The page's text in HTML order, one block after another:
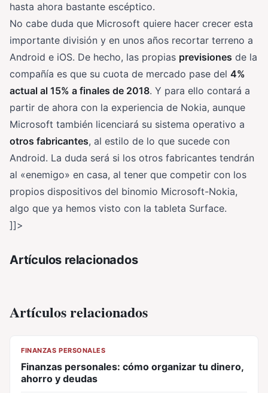
hasta ahora bastante escéptico.
No cabe duda que Microsoft quiere hacer crecer esta
importante división y en unos años recortar terreno a
Android e iOS. De hecho, las propias previsiones de la
compañía es que su cuota de mercado pase del 4%
actual al 15% a finales de 2018. Y para ello contará a
partir de ahora con la experiencia de Nokia, aunque
Microsoft también licenciará su sistema operativo a
otros fabricantes, al estilo de lo que sucede con
Android. La duda será si los otros fabricantes tendrán
al «enemigo» en casa, al tener que competir con los
propios dispositivos del binomio Microsoft-Nokia,
algo que ya hemos visto con la tableta Surface.
]]>
Artículos relacionados
Artículos relacionados
FINANZAS PERSONALES
Finanzas personales: cómo organizar tu dinero,
ahorro y deudas